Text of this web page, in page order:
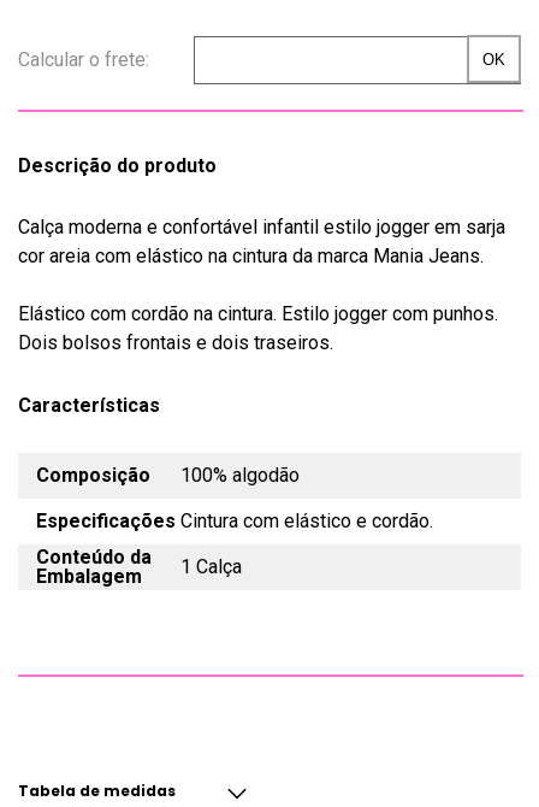
Descrição do produto
Calça moderna e confortável infantil estilo jogger em sarja
cor areia com elástico na cintura da marca Mania Jeans.
Elástico com cordão na cintura. Estilo jogger com punhos.
Dois bolsos frontais e dois traseiros.
Características
Composição
100% algodão
Especificações Cintura com elástico e cordão.
Conteúdo da
Embalagem
1 Calça
Tabela de medidas